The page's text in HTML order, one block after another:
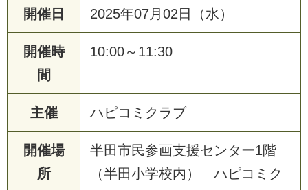
開催日 2025年07月02日（水）
開催時
間
10:00～11:30
主催 ハピコミクラブ
開催場
所
半田市民参画支援センター1階
（半田小学校内） ハピコミク